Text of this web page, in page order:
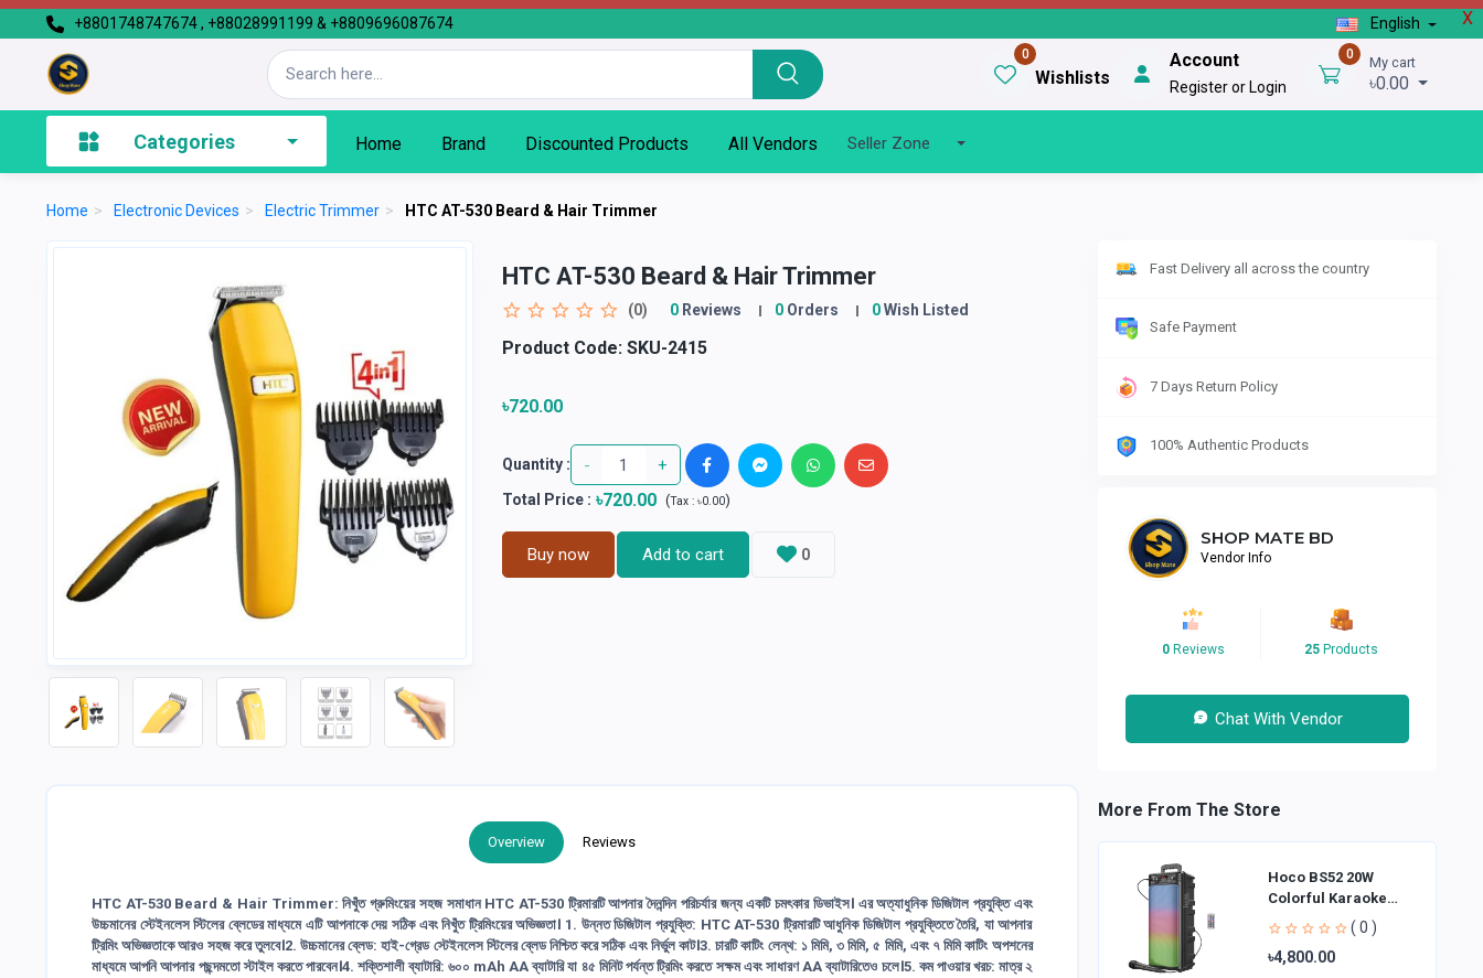
X
+8801748747674 , +88028991199 & +8809696087674 English
0
Wishlists
Account
Register or Login
0 My cart
৳0.00
Categories Home Brand Discounted Products All Vendors Seller Zone
Home > Electronic Devices > Electric Trimmer > HTC AT-530 Beard & Hair Trimmer
HTC AT-530 Beard & Hair Trimmer
(0) 0Reviews 0Orders 0Wish Listed
Product Code:SKU-2415
৳720.00
Quantity : - +
Total Price: ৳720.00 (Tax : ৳0.00)
Buy now Add to cart 0
Overview Reviews
HTC AT-530 Beard & Hair Trimmer: নিখুঁত গ্রুমিংয়ের সহজ সমাধান HTC AT-530 ট্রিমারটি আপনার দৈনন্দিন পরিচর্যার জন্য একটি চমৎকার ডিভাইস। এর অত্যাধুনিক ডিজিটাল প্রযুক্তি এবং
উচ্চমানের স্টেইনলেস স্টিলের ব্লেডের মাধ্যমে এটি আপনাকে দেয় সঠিক এবং নিখুঁত ট্রিমিংয়ের অভিজ্ঞতা। 1. উন্নত ডিজিটাল প্রযুক্তি: HTC AT-530 ট্রিমারটি আধুনিক ডিজিটাল প্রযুক্তিতে তৈরি, যা আপনার
ট্রিমিং অভিজ্ঞতাকে আরও সহজ করে তুলবে।2. উচ্চমানের ব্লেড: হাই-গ্রেড স্টেইনলেস স্টিলের ব্লেড নিশ্চিত করে সঠিক এবং নির্ভুল কাট।3. চারটি কাটিং লেন্থ: ১ মিমি, ৩ মিমি, ৫ মিমি, এবং ৭ মিমি কাটিং অপশনের
মাধ্যমে আপনি আপনার পছন্দমতো স্টাইল করতে পারবেন।4. শক্তিশালী ব্যাটারি: ৬০০ mAh AA ব্যাটারি যা ৪৫ মিনিট পর্যন্ত ট্রিমিং করতে সক্ষম এবং সাধারণ AA ব্যাটারিতেও চলে।5. কম পাওয়ার খরচ: মাত্র ২
Fast Delivery all across the country
Safe Payment
7 Days Return Policy
100% Authentic Products
SHOP MATE BD
Vendor Info
0Reviews 25Products
Chat With Vendor
More From The Store
Hoco BS52 20W
Colorful Karaoke
Bluetooth Speaker
( 0 )
৳4,800.00